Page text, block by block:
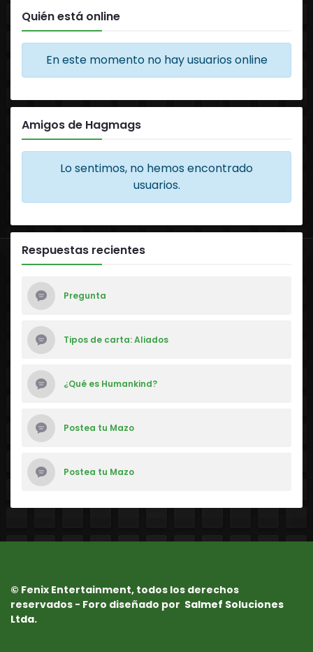
Quién está online
En este momento no hay usuarios online
Amigos de Hagmags
Lo sentimos, no hemos encontrado
usuarios.
Respuestas recientes
Pregunta
Tipos de carta: Aliados
¿Qué es Humankind?
Postea tu Mazo
Postea tu Mazo
© Fenix Entertainment, todos los derechos
reservados - Foro diseñado por Salmef Soluciones
Ltda.